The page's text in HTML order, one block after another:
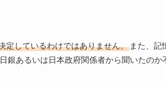
定しているわけではありません。 また、記
銀あるいは日本政府関係者から聞いたのか